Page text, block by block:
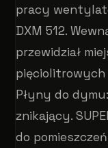
pracy
DXM 512.
przewidział
pięciolitrowych
Płyny do
znikający.
do